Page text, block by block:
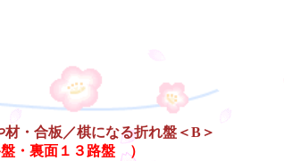
・合板／棋になる折れ盤＜B＞
・裏面１３路盤 ）